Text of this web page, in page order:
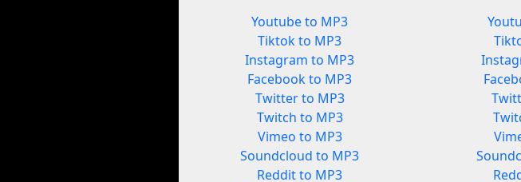
Youtube to MP3
Tiktok to MP3
Instagram to MP3
Facebook to MP3
Twitter to MP3
Twitch to MP3
Vimeo to MP3
Soundcloud to MP3
Reddit to MP3